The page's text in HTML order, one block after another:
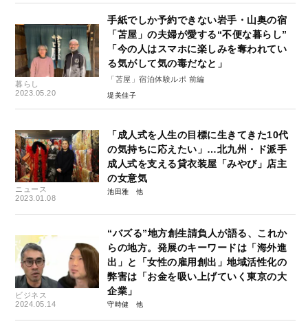
暮らし
2023.05.20
手紙でしか予約できない岩手・山奥の宿
「苫屋」の夫婦が愛する“不便な暮らし”
「今の人はスマホに楽しみを奪われてい
る気がして気の毒だなと」
「苫屋」宿泊体験ルポ 前編
堤美佳子
ニュース
2023.01.08
「成人式を人生の目標に生きてきた10代
の気持ちに応えたい」…北九州・ド派手
成人式を支える貸衣装屋「みやび」店主
の女意気
池田雅
ビジネス
2024.05.14
“バズる”地方創生請負人が語る、これか
らの地方。発展のキーワードは「海外進
出」と「女性の雇用創出」地域活性化の
弊害は「お金を吸い上げていく東京の大
企業」
守時健